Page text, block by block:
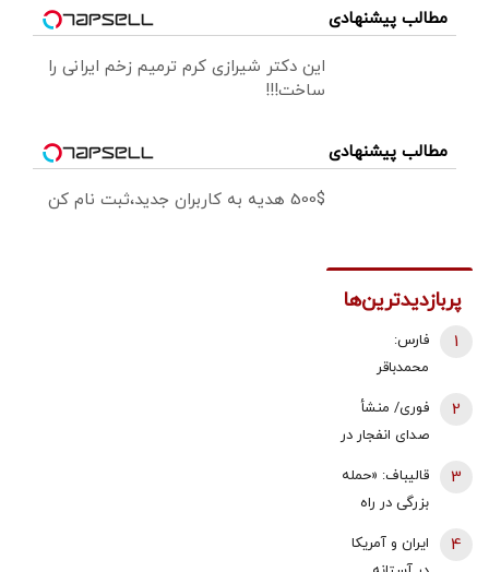
مطالب پیشنهادی
این دکتر شیرازی کرم ترمیم زخم ایرانی را
ساخت!!!
مطالب پیشنهادی
500$ هدیه به کاربران جدید،ثبت نام کن
پربازدیدترین‌ها
فارس:
محمدباقر
ذوالقدر استعفا
شورای عالی
امنیت ملی شد
1
فوری/ منشأ
صدای انفجار در
شد/ مقابه با
در ورودی تنگه
2
قالیباف: «حمله
بزرگی در راه
3
ایران و آمریکا
4